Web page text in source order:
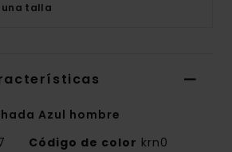
una talla
Azul hombre
Código de color krn0